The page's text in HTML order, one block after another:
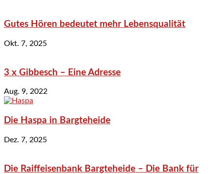
Gutes Hören bedeutet mehr Lebensqualität
Okt. 7, 2025
3 x Gibbesch – Eine Adresse
Aug. 9, 2022
Die Haspa in Bargteheide
Dez. 7, 2025
Die Raiffeisenbank Bargteheide – Die Bank für